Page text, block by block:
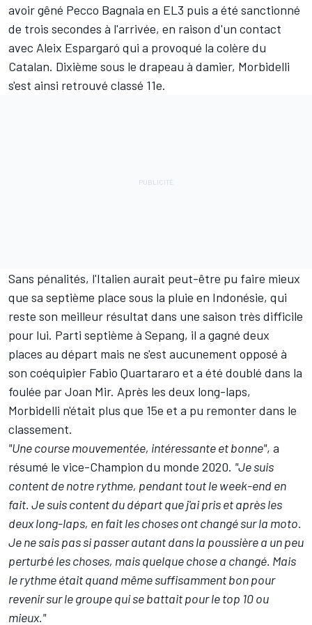
avoir gêné Pecco Bagnaia en EL3 puis a été sanctionné
de trois secondes à l'arrivée, en raison d'un contact
avec Aleix Espargaró qui a provoqué la colère du
Catalan. Dixième sous le drapeau à damier, Morbidelli
s'est ainsi retrouvé classé 11e.
Sans pénalités, l'Italien aurait peut-être pu faire mieux
que sa septième place sous la pluie en Indonésie, qui
reste son meilleur résultat dans une saison très difficile
pour lui. Parti septième à Sepang, il a gagné deux
places au départ mais ne s'est aucunement opposé à
son coéquipier Fabio Quartararo et a été doublé dans la
foulée parJoan Mir. Après les deux long-laps,
Morbidelli n'était plus que 15e et a pu remonter dans le
classement.
"Une course mouvementée, intéressante et bonne", a
résumé le vice-Champion du monde 2020. "Je suis
content de notre rythme, pendant tout le week-end en
fait. Je suis content du départ que j'ai pris et après les
deux long-laps, en fait les choses ont changé sur la moto.
Je ne sais pas si passer autant dans la poussière a un peu
perturbé les choses, mais quelque chose a changé. Mais
le rythme était quand même suffisamment bon pour
revenir sur le groupe qui se battait pour le top 10 ou
mieux."